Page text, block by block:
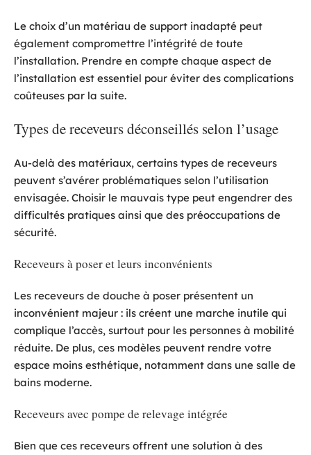
Le choix d’un matériau de support inadapté peut
également compromettre l’intégrité de toute
l’installation. Prendre en compte chaque aspect de
l’installation est essentiel pour éviter des complications
coûteuses par la suite.
Types de receveurs déconseillés selon l’usage
Au-delà des matériaux, certains types de receveurs
peuvent s’avérer problématiques selon l’utilisation
envisagée. Choisir le mauvais type peut engendrer des
difficultés pratiques ainsi que des préoccupations de
sécurité.
Receveurs à poser et leurs inconvénients
Les receveurs de douche à poser présentent un
inconvénient majeur : ils créent une marche inutile qui
complique l’accès, surtout pour les personnes à mobilité
réduite. De plus, ces modèles peuvent rendre votre
espace moins esthétique, notamment dans une salle de
bains moderne.
Receveurs avec pompe de relevage intégrée
Bien que ces receveurs offrent une solution à des